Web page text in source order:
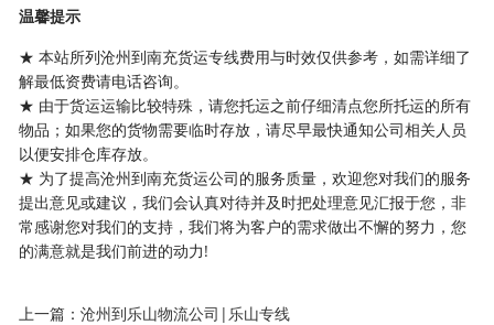
温馨提示
★ 本站所列沧州到南充货运专线费用与时效仅供参考，如需详细了
解最低资费请电话咨询。
★ 由于货运运输比较特殊，请您托运之前仔细清点您所托运的所有
物品；如果您的货物需要临时存放，请尽早最快通知公司相关人员
以便安排仓库存放。
★ 为了提高沧州到南充货运公司的服务质量，欢迎您对我们的服务
提出意见或建议，我们会认真对待并及时把处理意见汇报于您，非
常感谢您对我们的支持，我们将为客户的需求做出不懈的努力，您
的满意就是我们前进的动力!
上一篇：沧州到乐山物流公司|乐山专线